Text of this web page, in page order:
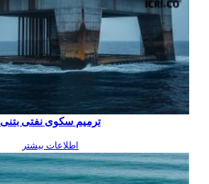
ترمیم سکوی نفتی بتنی
اطلاعات بیشتر